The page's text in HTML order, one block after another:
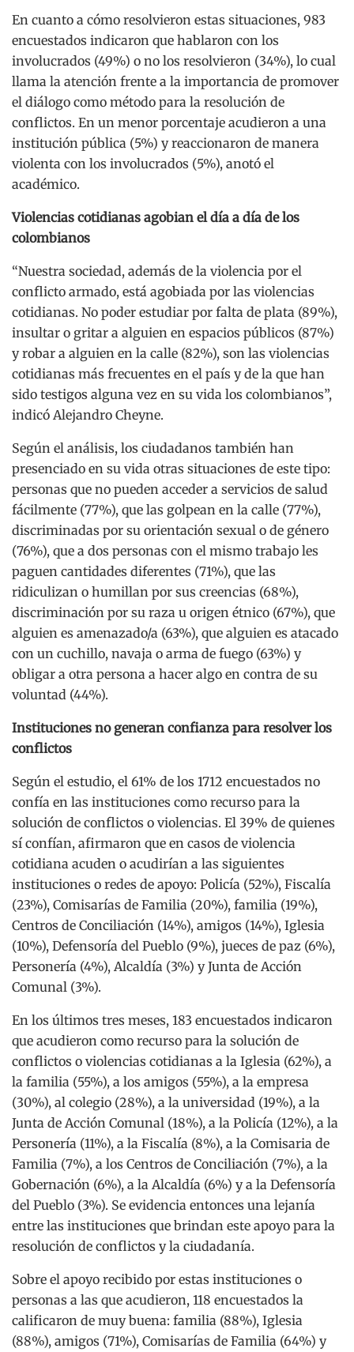
En cuanto a cómo resolvieron estas situaciones, 983
encuestados indicaron que hablaron con los
involucrados (49%) o no los resolvieron (34%), lo cual
llama la atención frente a la importancia de promover
el diálogo como método para la resolución de
conflictos. En un menor porcentaje acudieron a una
institución pública (5%) y reaccionaron de manera
violenta con los involucrados (5%), anotó el
académico.
Violencias cotidianas agobian el día a día de los
colombianos
“Nuestra sociedad, además de la violencia por el
conflicto armado, está agobiada por las violencias
cotidianas. No poder estudiar por falta de plata (89%),
insultar o gritar a alguien en espacios públicos (87%)
y robar a alguien en la calle (82%), son las violencias
cotidianas más frecuentes en el país y de la que han
sido testigos alguna vez en su vida los colombianos”,
indicó Alejandro Cheyne.
Según el análisis, los ciudadanos también han
presenciado en su vida otras situaciones de este tipo:
personas que no pueden acceder a servicios de salud
fácilmente (77%), que las golpean en la calle (77%),
discriminadas por su orientación sexual o de género
(76%), que a dos personas con el mismo trabajo les
paguen cantidades diferentes (71%), que las
ridiculizan o humillan por sus creencias (68%),
discriminación por su raza u origen étnico (67%), que
alguien es amenazado/a (63%), que alguien es atacado
con un cuchillo, navaja o arma de fuego (63%) y
obligar a otra persona a hacer algo en contra de su
voluntad (44%).
Instituciones no generan confianza para resolver los
conflictos
Según el estudio, el 61% de los 1712 encuestados no
confía en las instituciones como recurso para la
solución de conflictos o violencias. El 39% de quienes
sí confían, afirmaron que en casos de violencia
cotidiana acuden o acudirían a las siguientes
instituciones o redes de apoyo: Policía (52%), Fiscalía
(23%), Comisarías de Familia (20%), familia (19%),
Centros de Conciliación (14%), amigos (14%), Iglesia
(10%), Defensoría del Pueblo (9%), jueces de paz (6%),
Personería (4%), Alcaldía (3%) y Junta de Acción
Comunal (3%).
En los últimos tres meses, 183 encuestados indicaron
que acudieron como recurso para la solución de
conflictos o violencias cotidianas a la Iglesia (62%), a
la familia (55%), a los amigos (55%), a la empresa
(30%), al colegio (28%), a la universidad (19%), a la
Junta de Acción Comunal (18%), a la Policía (12%), a la
Personería (11%), a la Fiscalía (8%), a la Comisaria de
Familia (7%), a los Centros de Conciliación (7%), a la
Gobernación (6%), a la Alcaldía (6%) y a la Defensoría
del Pueblo (3%). Se evidencia entonces una lejanía
entre las instituciones que brindan este apoyo para la
resolución de conflictos y la ciudadanía.
Sobre el apoyo recibido por estas instituciones o
personas a las que acudieron, 118 encuestados la
calificaron de muy buena: familia (88%), Iglesia
(88%), amigos (71%), Comisarías de Familia (64%) y